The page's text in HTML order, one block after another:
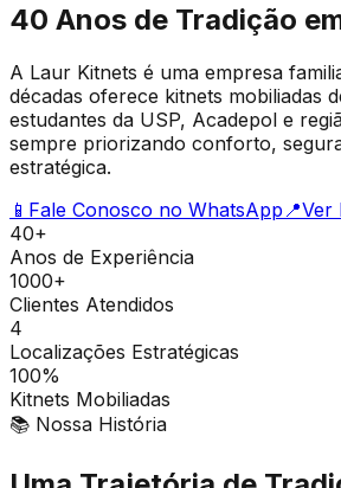
40 Anos de Tradição
A Laur Kitnets é uma empresa
décadas oferece kitnets mobiliadas
estudantes da USP, Acadepol e
sempre priorizando conforto,
estratégica.
📱 Fale Conosco no WhatsApp 📍Ver
40+
Anos de Experiência
1000+
Clientes Atendidos
4
Localizações Estratégicas
100%
Kitnets Mobiliadas
📚 Nossa História